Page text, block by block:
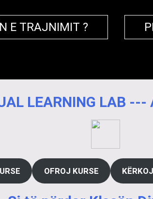
E TRAJNIMIT ?
LEARNING LAB ---
OFROJ KURSE